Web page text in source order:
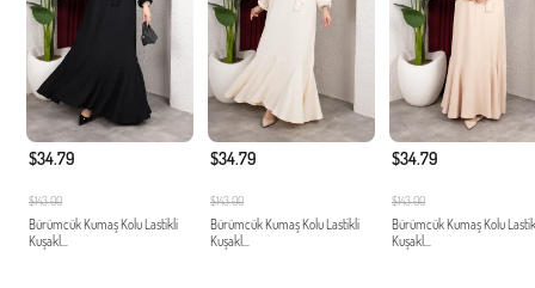
$34.79
$143.00
Bürümcük Kumaş Kolu Lastikli
Kuşakl...
$34.79
$143.00
Bürümcük Kumaş Kolu Lastikli
Kuşakl...
$34.79
$143.00
Bürümcük Kumaş Kolu
Kuşakl...